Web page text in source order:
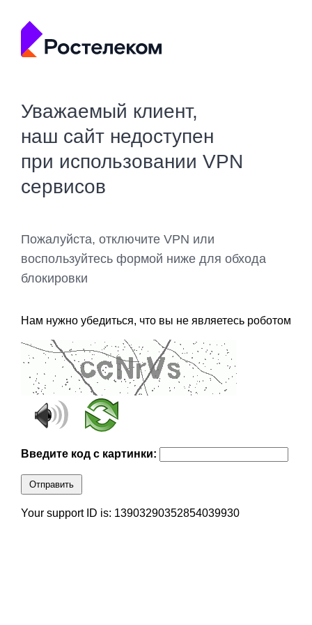
Уважаемый клиент,
наш сайт недоступен
при использовании VPN
сервисов
Пожалуйста, отключите VPN или
воспользуйтесь формой ниже для обхода
блокировки
Нам нужно убедиться, что вы не являетесь роботом
Введите код с картинки:
Отправить
Your support ID is: 13903290352854039930